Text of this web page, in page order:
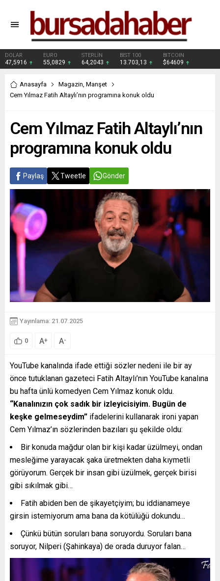
DOLAR
47,5916
EURO
55,0829
STERLİN
64,2043
BIST 100
13.703,13
BITCOIN
$64609
Anasayfa Magazin, Manşet
Cem Yılmaz Fatih Altaylı’nın programına konuk oldu
Cem Yılmaz Fatih Altaylı’nın
programına konuk oldu
Paylaş Tweetle Gönder
Yayınlama: 21.07.2025
0 A+ A-
YouTube kanalında ifade ettiği sözler nedeni ile bir ay
önce tutuklanan gazeteci Fatih Altaylı’nın YouTube kanalına
bu hafta ünlü komedyen Cem Yılmaz konuk oldu.
“Kanalınızın çok sadık bir izleyicisiyim. Bugün de
keşke gelmeseydim” ifadelerini kullanarak ironi yapan
Cem Yılmaz’ın sözlerinden bazıları şu şekilde oldu:
Bir konuda mağdur olan bir kişi kadar üzülmeyi, ondan
mesleğime yarayacak şaka üretmekten daha kıymetli
görüyorum. Gerçek bir insan gibi üzülmek, gerçek birisi
gibi sıkılmak gibi…
Fatih abiden ben de şikayetçiyim; bu iddianameye
girsin istemiyorum ama bana da kötülüğü dokundu…
Çünkü bütün soruları bana soruyordu. Soruları bana
soruyor, Nilperi (Şahinkaya) de orada duruyor falan…